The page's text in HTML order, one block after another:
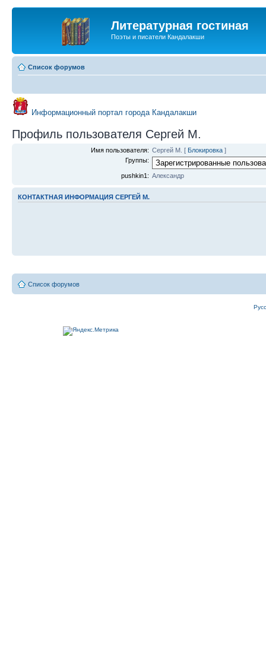
Литературная гостиная
Поэты и писатели Кандалакши
Список форумов
Информационный портал города Кандалакши
Профиль пользователя Сергей М.
Имя пользователя: Сергей М. [ Блокировка]
Группы:
pushkin1: Александр
КОНТАКТНАЯ ИНФОРМАЦИЯ СЕРГЕЙ М.
Список форумов